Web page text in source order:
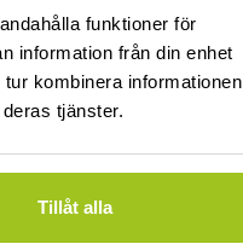
funktioner för
information från din enhet
kombinera informationen
tjänster.
Tillåt alla
August
Pansarlänk 8 mm 19